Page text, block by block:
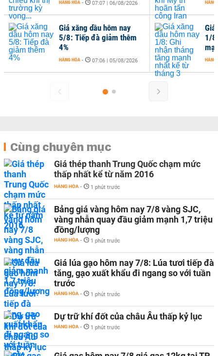
HÀNG HÓA - 07:07 | 06/08/2026
Giá xăng dầu hôm nay
5/8: Tiếp đà giảm thêm
4%
HÀNG HÓA - 07:06 | 05/08/2026
HÀNG
Giá
1/
HÀNG
Cùng chuyên mục
Giá thép thanh Trung Quốc chạm mức
thấp nhất kể từ năm 2016
HÀNG HÓA - 1 phút trước
Bảng giá vàng hôm nay 7/8 vàng SJC,
vàng nhẫn quay đầu giảm mạnh 1,7 triệu
đồng/lượng
HÀNG HÓA - 1 phút trước
Giá lúa gạo hôm nay 7/8: Lúa tươi tiếp đà
tăng, gạo xuất khẩu đi ngang so với tuần
trước
HÀNG HÓA - 1 phút trước
Dự trữ khí đốt của châu Âu thấp kỷ lục
HÀNG HÓA - 1 phút trước